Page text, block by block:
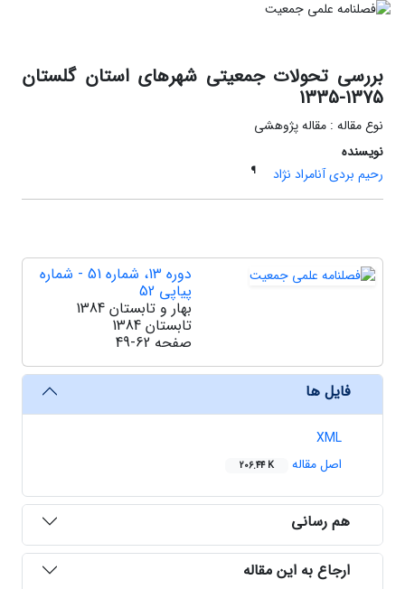
بررسی تحولات جمعیتی شهرهای استان گلستان
1375-1335
نوع مقاله : مقاله پژوهشی
نویسنده
رحیم بردی آنامراد نژاد
¶
دوره 13، شماره 51 - شماره
پیاپی 52
بهار و تابستان 1384
تابستان 1384
صفحه 49-62
فایل ها
XML
اصل مقاله
206.44 K
هم رسانی
ارجاع به این مقاله